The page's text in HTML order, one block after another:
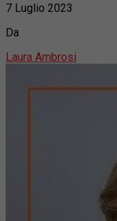
7 Luglio 2023
Da
Laura Ambrosi